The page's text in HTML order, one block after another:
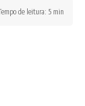
de leitura: 5 min